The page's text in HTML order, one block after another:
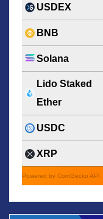
USDEX
BNB
Solana
Lido Staked
Ether
USDC
XRP
Powered by CoinGecko API